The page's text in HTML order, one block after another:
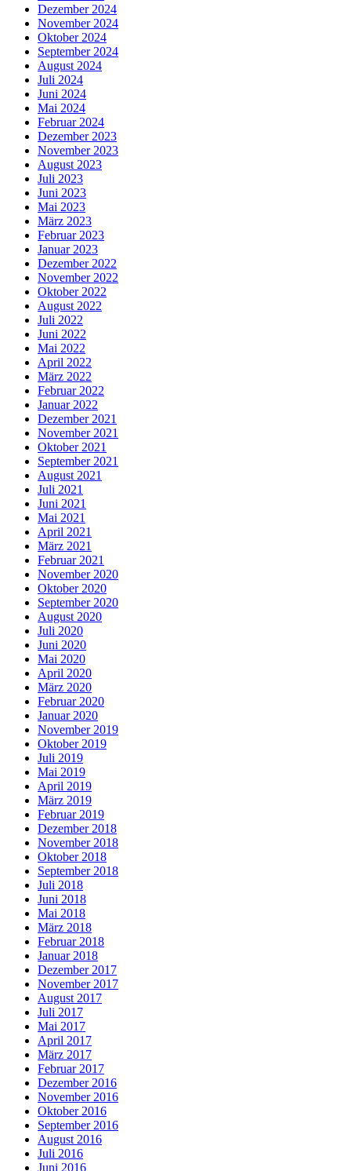
Dezember 2024
November 2024
Oktober 2024
September 2024
August 2024
Juli 2024
Juni 2024
Mai 2024
Februar 2024
Dezember 2023
November 2023
August 2023
Juli 2023
Juni 2023
Mai 2023
März 2023
Februar 2023
Januar 2023
Dezember 2022
November 2022
Oktober 2022
August 2022
Juli 2022
Juni 2022
Mai 2022
April 2022
März 2022
Februar 2022
Januar 2022
Dezember 2021
November 2021
Oktober 2021
September 2021
August 2021
Juli 2021
Juni 2021
Mai 2021
April 2021
März 2021
Februar 2021
November 2020
Oktober 2020
September 2020
August 2020
Juli 2020
Juni 2020
Mai 2020
April 2020
März 2020
Februar 2020
Januar 2020
November 2019
Oktober 2019
Juli 2019
Mai 2019
April 2019
März 2019
Februar 2019
Dezember 2018
November 2018
Oktober 2018
September 2018
Juli 2018
Juni 2018
Mai 2018
März 2018
Februar 2018
Januar 2018
Dezember 2017
November 2017
August 2017
Juli 2017
Mai 2017
April 2017
März 2017
Februar 2017
Dezember 2016
November 2016
Oktober 2016
September 2016
August 2016
Juli 2016
Juni 2016